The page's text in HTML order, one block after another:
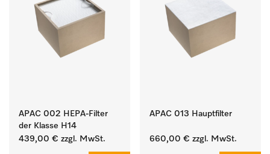
APAC 002 HEPA-Filter
der Klasse H14
439,00 € zzgl. MwSt.
APAC 013 Hauptfilter
660,00 € zzgl. MwSt.